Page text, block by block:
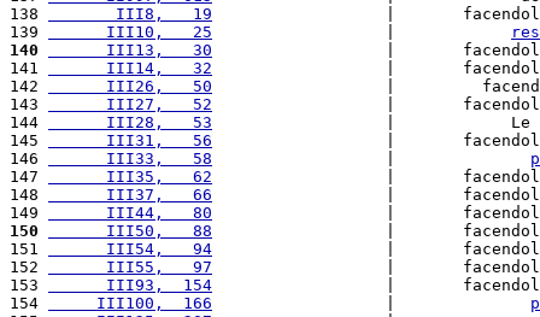
138
       III8,   19
|
139
      III10,   25
140
      III13,   30
|
141
      III14,   32
|
142
      III26,   50
|
143
      III27,   52
|
144
      III28,   53
|
145
      III31,   56
|
146
      III33,   58
147
      III35,   62
|
148
      III37,   66
|
149
      III44,   80
|
150
      III50,   88
|
151
      III54,   94
|
152
      III55,   97
|
153
      III93,  154
|
154
     III100,  166